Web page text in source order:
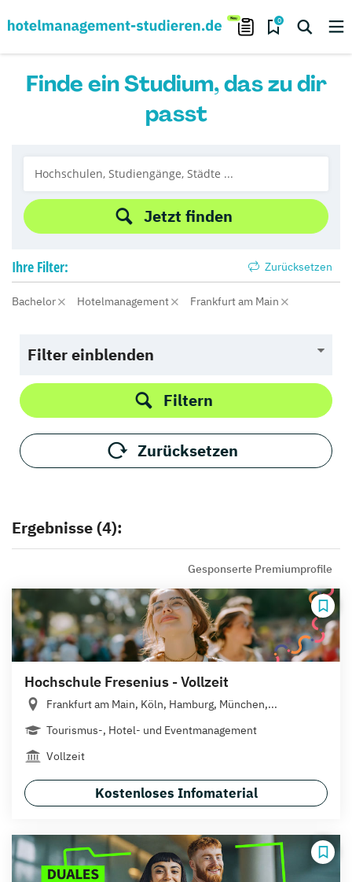
0
Finde ein Studium, das zu dir
passt
Jetzt finden
Ihre Filter: Zurücksetzen
Bachelor Hotelmanagement Frankfurt am Main
Filter einblenden
Filtern
Zurücksetzen
Ergebnisse (4):
Gesponserte Premiumprofile
Hochschule Fresenius - Vollzeit
Frankfurt am Main, Köln, Hamburg, München,...
Tourismus-, Hotel- und Eventmanagement
Vollzeit
Kostenloses Infomaterial